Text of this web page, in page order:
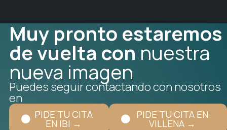
Muy pronto estaremos
de vuelta con nuestra
nueva imagen
Puedes seguir contactando con nosotros
en
PIDE TU CITA
EN IBI →
PIDE TU CITA EN
VILLENA →